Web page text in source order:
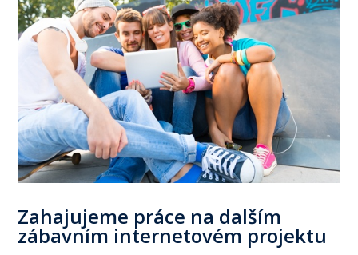
Zahajujeme práce na dalším
zábavním internetovém projektu